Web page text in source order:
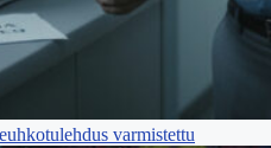
varmistettu